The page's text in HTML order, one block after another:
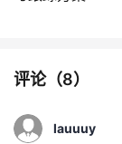
评论（8）
lauuuy